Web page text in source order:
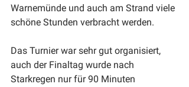
Warnemünde und auch am Strand viele
schöne Stunden verbracht werden.
Das Turnier war sehr gut organisiert,
auch der Finaltag wurde nach
Starkregen nur für 90 Minuten